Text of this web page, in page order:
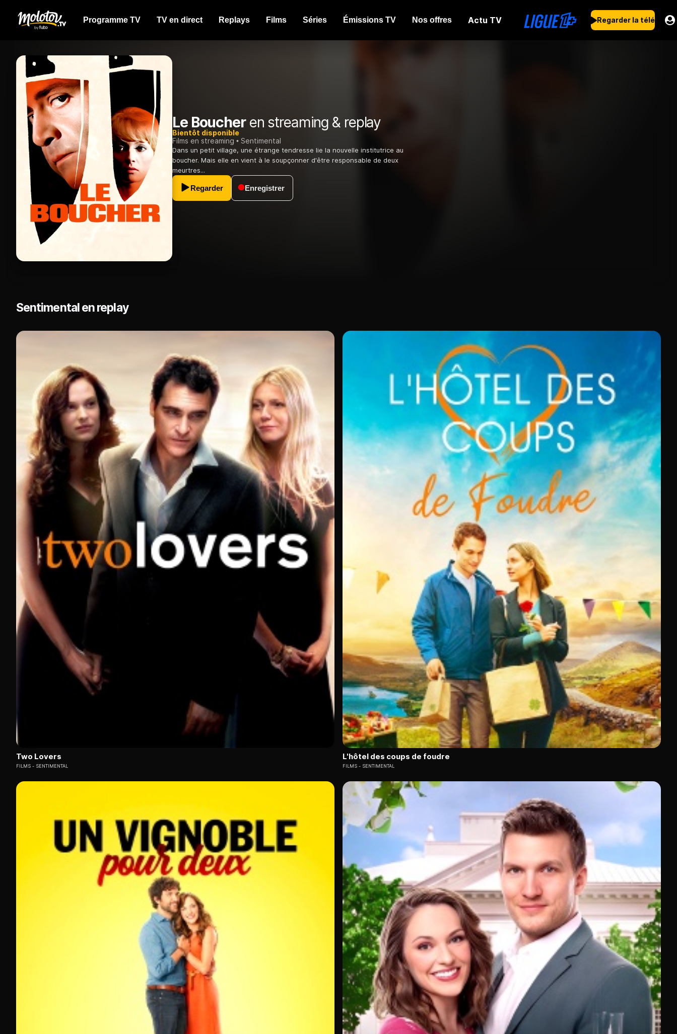
Programme TV TV en direct Replays Films Séries Émissions TV Nos offres Actu TV Regarder la télé
Le Boucheren streaming & replay
Bientôt disponible
Films en streaming
Sentimental
Dans un petit village, une étrange tendresse lie la nouvelle institutrice au
boucher. Mais elle en vient à le soupçonner d'être responsable de deux
meurtres...
Regarder Enregistrer
Sentimental en replay
Two Lovers
FILMS SENTIMENTAL
L'hôtel des coups de foudre
FILMS SENTIMENTAL